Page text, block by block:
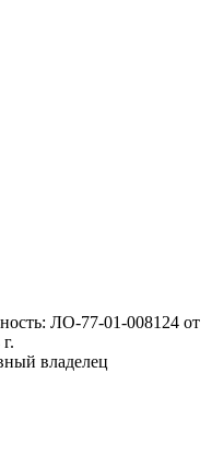
ЛО-77-01-008124 от
владелец